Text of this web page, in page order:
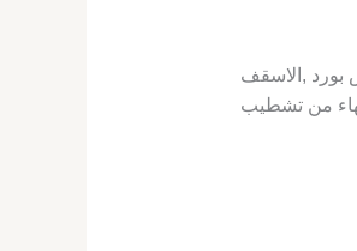
,الاسقف
من تشطيب